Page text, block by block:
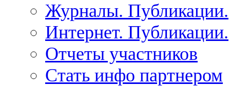
Журналы. Публикации.
Интернет. Публикации.
Отчеты участников
Стать инфо партнером